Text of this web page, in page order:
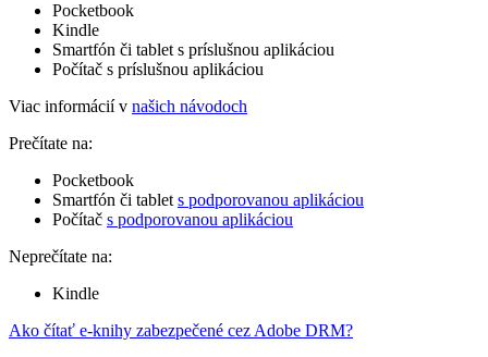
Pocketbook
Kindle
Smartfón či tablet s príslušnou aplikáciou
Počítač s príslušnou aplikáciou
Viac informácií v našich návodoch
Prečítate na:
Pocketbook
Smartfón či tablet s podporovanou aplikáciou
Počítač s podporovanou aplikáciou
Neprečítate na:
Kindle
Ako čítať e-knihy zabezpečené cez Adobe DRM?